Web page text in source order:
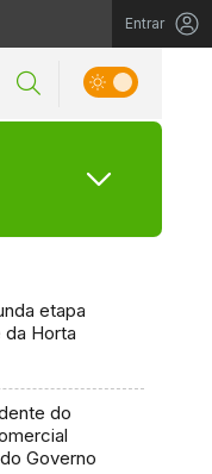
Entrar
etapa
da Horta
do
Governo